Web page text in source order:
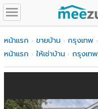
หน้าแรก ขายบ้าน กรุงเทพ
หน้าแรก
ให้เช่าบ้าน กรุงเทพ